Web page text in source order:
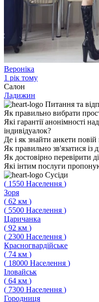
Вероніка
1 рік тому
Салон
Ладижин
Питання та
Як правильно вибрати
Які гарантії анонімності
індивідуалок?
Де і як знайти анкети повій
Як правильно зв'язатися із
Як достовірно перевірити
Які інтим послуги
Сусіди
( 1550 Населення )
Зоря
( 62 км )
( 5500 Населення )
Царичанка
( 92 км )
( 2300 Населення )
Красногвардійське
( 74 км )
( 18000 Населення )
Іловайськ
( 64 км )
( 7300 Населення )
Городниця